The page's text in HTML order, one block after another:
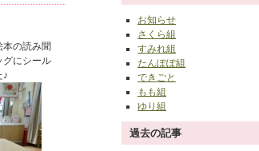
の読み聞
グにシール
♪
お知らせ
さくら組
すみれ組
たんぽぽ組
できごと
もも組
ゆり組
過去の記事